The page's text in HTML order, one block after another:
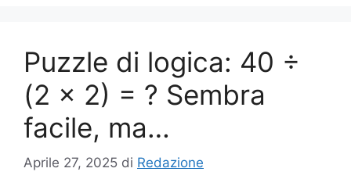
Puzzle di logica: 40 ÷
(2 × 2) = ? Sembra
facile, ma…
Aprile 27, 2025 di Redazione